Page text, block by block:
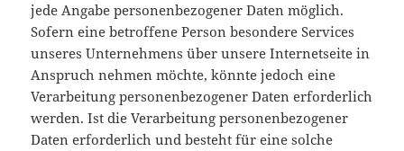
jede Angabe personenbezogener Daten möglich.
Sofern eine betroffene Person besondere Services
unseres Unternehmens über unsere Internetseite in
Anspruch nehmen möchte, könnte jedoch eine
Verarbeitung personenbezogener Daten erforderlich
werden. Ist die Verarbeitung personenbezogener
Daten erforderlich und besteht für eine solche